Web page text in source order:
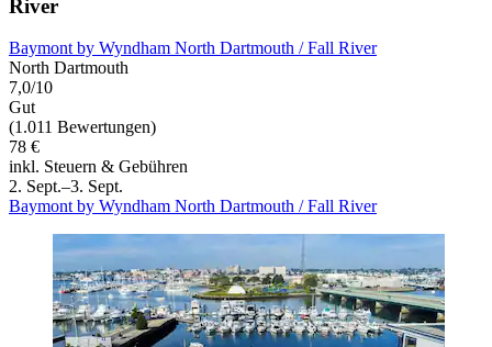
River
Baymont by Wyndham North Dartmouth / Fall River
North Dartmouth
7,0/10
Gut
(1.011 Bewertungen)
78 €
inkl. Steuern & Gebühren
2. Sept.–3. Sept.
Baymont by Wyndham North Dartmouth / Fall River